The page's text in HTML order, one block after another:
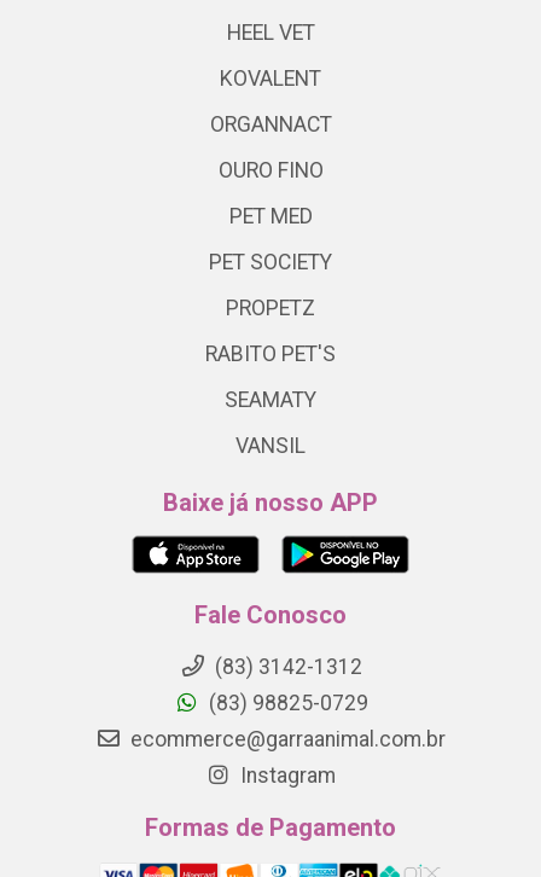
HEEL VET
KOVALENT
ORGANNACT
OURO FINO
PET MED
PET SOCIETY
PROPETZ
RABITO PET'S
SEAMATY
VANSIL
Baixe já nosso APP
Fale Conosco
(83) 3142-1312
(83) 98825-0729
ecommerce@garraanimal.com.br
Instagram
Formas de Pagamento